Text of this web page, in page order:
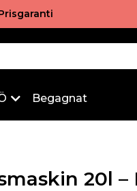
Begagnat
20l –